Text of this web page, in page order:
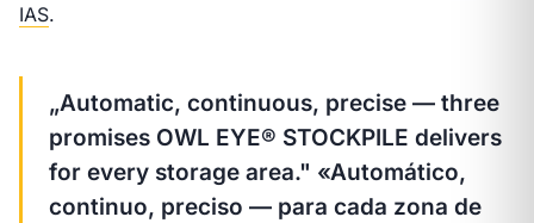
IAS.
„Automatic, continuous, precise — three
promises OWL EYE® STOCKPILE delivers
for every storage area." «Automático,
continuo, preciso — para cada zona de